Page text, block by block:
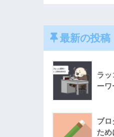
最新の投稿
ラッ
ー
ブロ
た